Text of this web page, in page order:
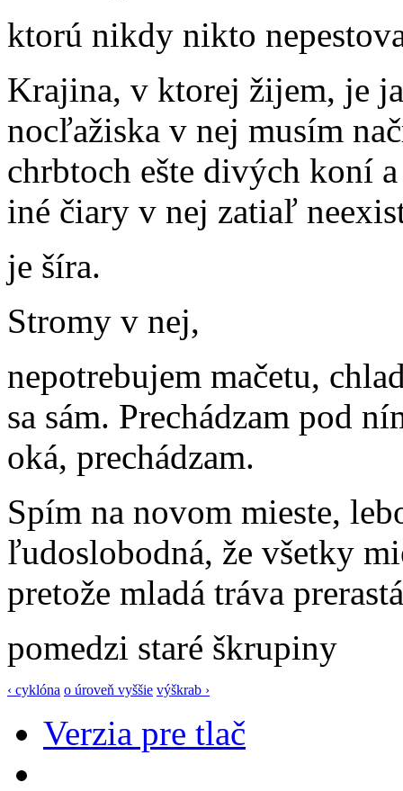
ktorú nikdy nikto
Krajina, v ktorej žijem, je
nocľažiska v nej musím
chrbtoch ešte divých koní
iné čiary v nej zatiaľ
je šíra.
Stromy v nej,
nepotrebujem mačetu,
sa sám. Prechádzam pod
oká, prechádzam.
Spím na novom mieste,
ľudoslobodná, že všetky
pretože mladá tráva prerastá
pomedzi staré škrupiny
‹ cyklóna o úroveň vyššie výškrab ›
Verzia pre tlač